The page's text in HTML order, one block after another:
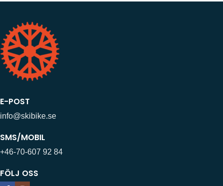
E-POST
info@skibike.se
SMS/MOBIL
+46-70-607 92 84
FÖLJ OSS